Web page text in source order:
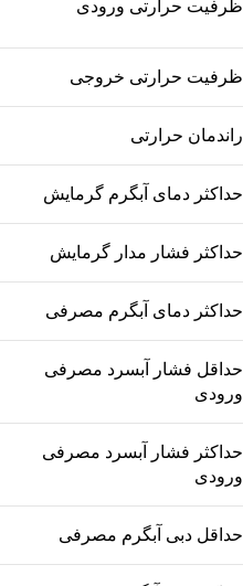
ظرفیت حرارتی ورودی
ظرفیت حرارتی خروجی
راندمان حرارتی
حداکثر دمای آبگرم گرمایش
حداکثر فشار مدار گرمایش
حداکثر دمای آبگرم مصرفی
حداقل فشار آبسرد مصرفی
ورودی
حداکثر فشار آبسرد مصرفی
ورودی
حداقل دبی آبگرم مصرفی